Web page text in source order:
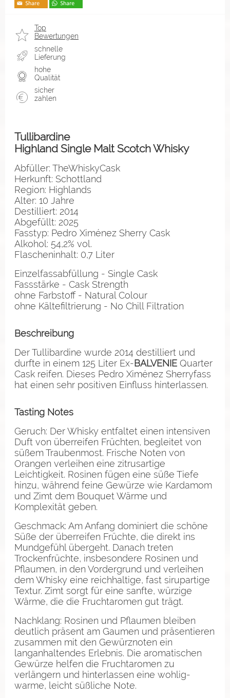
Top
Bewertungen
schnelle
Lieferung
hohe
Qualität
sicher
zahlen
Tullibardine
Highland Single Malt Scotch Whisky
Abfüller: TheWhiskyCask
Herkunft: Schottland
Region: Highlands
Alter: 10 Jahre
Destilliert: 2014
Abgefüllt: 2025
Fasstyp: Pedro Ximénez Sherry Cask
Alkohol: 54,2% vol.
Flascheninhalt: 0,7 Liter
Einzelfassabfüllung - Single Cask
Fassstärke - Cask Strength
ohne Farbstoff - Natural Colour
ohne Kältefiltrierung - No Chill Filtration
Beschreibung
Der Tullibardine wurde 2014 destilliert und
durfte in einem 125 Liter Ex-BALVENIE Quarter
Cask reifen. Dieses Pedro Ximénez Sherryfass
hat einen sehr positiven Einfluss hinterlassen.
Tasting Notes
Geruch: Der Whisky entfaltet einen intensiven
Duft von überreifen Früchten, begleitet von
süßem Traubenmost. Frische Noten von
Orangen verleihen eine zitrusartige
Leichtigkeit. Rosinen fügen eine süße Tiefe
hinzu, während feine Gewürze wie Kardamom
und Zimt dem Bouquet Wärme und
Komplexität geben.
Geschmack: Am Anfang dominiert die schöne
Süße der überreifen Früchte, die direkt ins
Mundgefühl übergeht. Danach treten
Trockenfrüchte, insbesondere Rosinen und
Pflaumen, in den Vordergrund und verleihen
dem Whisky eine reichhaltige, fast sirupartige
Textur. Zimt sorgt für eine sanfte, würzige
Wärme, die die Fruchtaromen gut trägt.
Nachklang: Rosinen und Pflaumen bleiben
deutlich präsent am Gaumen und präsentieren
zusammen mit den Gewürznoten ein
langanhaltendes Erlebnis. Die aromatischen
Gewürze helfen die Fruchtaromen zu
verlängern und hinterlassen eine wohlig-
warme, leicht süßliche Note.